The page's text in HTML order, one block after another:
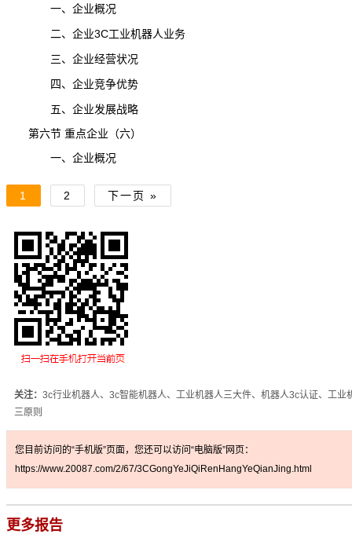
一、企业概况
二、企业3C工业机器人业务
三、企业经营状况
四、企业竞争优势
五、企业发展战略
第六节 重点企业（六）
一、企业概况
1 2 下一页 »
关注： 3c行业机器人、3c智能机器人、工业机器人三大件、机器人3c认证、工业
三原则
您目前访问的“手机版”页面，您还可以访问“电脑版”网页：
https://www.20087.com/2/67/3CGongYeJiQiRenHangYeQianJing.html
更多报告